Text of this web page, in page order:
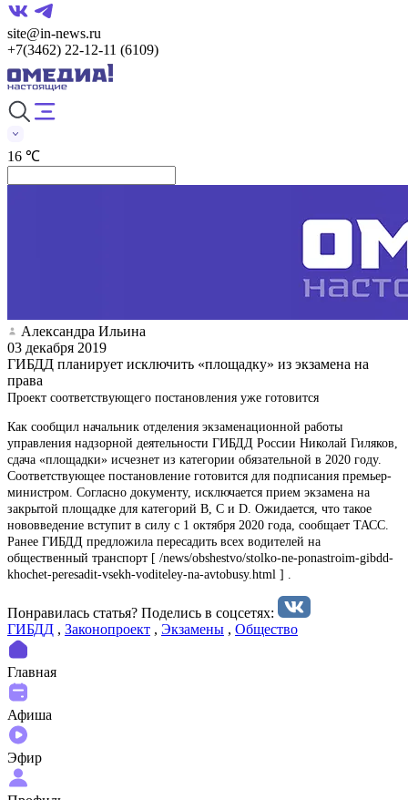
site@in-news.ru
+7(3462) 22-12-11 (6109)
16 ℃
Александра Ильина
03 декабря 2019
ГИБДД планирует исключить «площадку» из экзамена на
права
Проект соответствующего постановления уже готовится
Как сообщил начальник отделения экзаменационной работы
управления надзорной деятельности ГИБДД России Николай Гиляков,
сдача «площадки» исчезнет из категории обязательной в 2020 году.
Соответствующее постановление готовится для подписания премьер-
министром. Согласно документу, исключается прием экзамена на
закрытой площадке для категорий B, С и D. Ожидается, что такое
нововведение вступит в силу с 1 октября 2020 года, сообщает ТАСС.
Ранее ГИБДД предложила пересадить всех водителей на
общественный транспорт [ /news/obshestvo/stolko-ne-ponastroim-gibdd-
khochet-peresadit-vsekh-voditeley-na-avtobusy.html ] .
Понравилась статья? Поделиcь в соцсетях:
ГИБДД , Законопроект , Экзамены , Общество
Главная
Афиша
Эфир